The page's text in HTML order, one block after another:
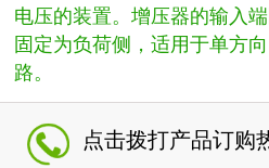
电压的装置。增压器的输入
固定为负荷侧，适用于单方
路。
点击拨打产品订购